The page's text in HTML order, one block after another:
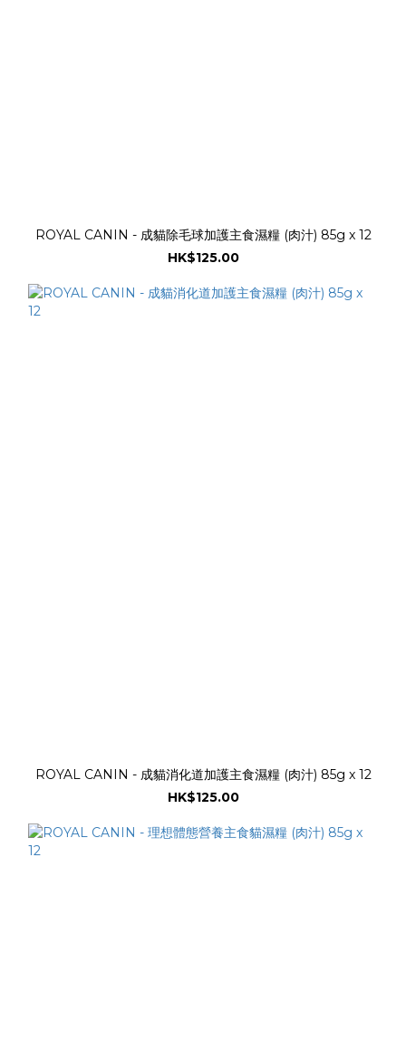
ROYAL CANIN - 成貓除毛球加護主食濕糧 (肉汁) 85g x 12
HK$125.00
ROYAL CANIN - 成貓消化道加護主食濕糧 (肉汁) 85g x 12
HK$125.00